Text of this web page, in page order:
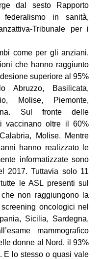
dal sesto Rapporto
federalismo in sanità,
Tribunale per i
come per gli anziani.
che hanno raggiunto
superiore al 95%
Abruzzo, Basilicata,
Molise, Piemonte,
Sul fronte delle
vaccinano oltre il 60%
Molise. Mentre
hanno realizzato le
informatizzate sono
2017. Tuttavia solo 11
le ASL presenti sul
non raggiungono la
oncologici nel
Sicilia, Sardegna,
mammografico
donne al Nord, il 93%
E lo stesso o quasi vale